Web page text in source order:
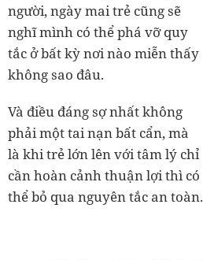
người, ngày mai trẻ cũng sẽ
nghĩ mình có thể phá vỡ quy
tắc ở bất kỳ nơi nào miễn thấy
không sao đâu.
Và điều đáng sợ nhất không
phải một tai nạn bất cẩn, mà
là khi trẻ lớn lên với tâm lý chỉ
cần hoàn cảnh thuận lợi thì có
thể bỏ qua nguyên tắc an toàn.